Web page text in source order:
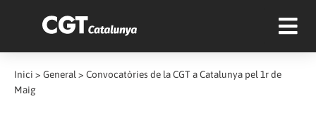
Inici > General > Convocatòries de la CGT a Catalunya pel 1r de
Maig